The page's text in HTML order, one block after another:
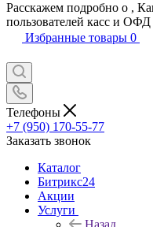
Расскажем подробно о ,
пользователей касс и ОФД
Избранные товары 0
Телефоны
+7 (950) 170-55-77
Заказать звонок
Каталог
Битрикс24
Акции
Услуги
Назад